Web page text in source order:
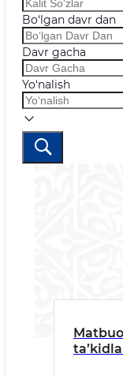
Bo‘lgan davr dan
Davr gacha
Yo‘nalish